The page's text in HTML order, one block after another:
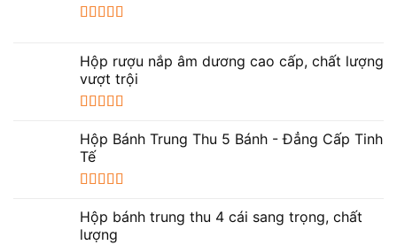
sao
Hộp rượu nắp âm dương cao cấp, chất lượng
vượt trội
hạng 5.005
sao
Hộp Bánh Trung Thu 5 Bánh - Đẳng Cấp Tinh
Tế
hạng 5.005
sao
Hộp bánh trung thu 4 cái sang trọng, chất
lượng